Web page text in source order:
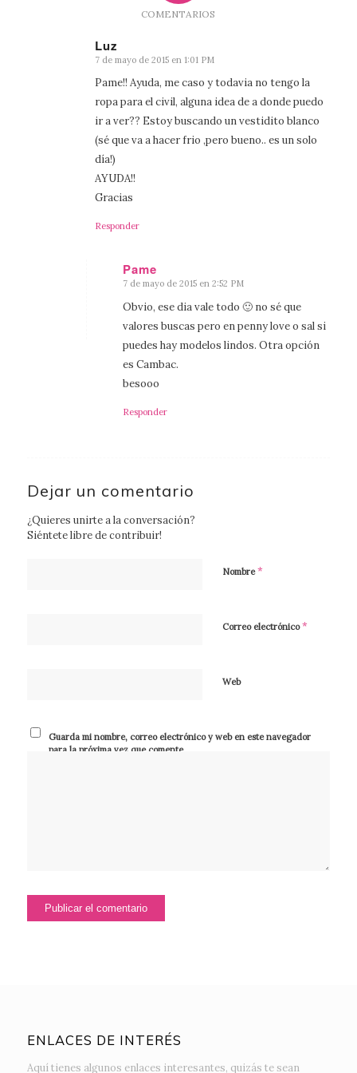
COMENTARIOS
Luz
Dice:
7 de mayo de 2015 en 1:01 PM
Pame!! Ayuda, me caso y todavia no tengo la
ropa para el civil, alguna idea de a donde puedo
ir a ver?? Estoy buscando un vestidito blanco
(sé que va a hacer frio ,pero bueno.. es un solo
día!)
AYUDA!!
Gracias
Responder
Pame
Dice:
7 de mayo de 2015 en 2:52 PM
Obvio, ese dia vale todo 🙂 no sé que
valores buscas pero en penny love o sal si
puedes hay modelos lindos. Otra opción
es Cambac.
besooo
Responder
Dejar un comentario
¿Quieres unirte a la conversación?
Siéntete libre de contribuir!
Nombre*
Correo electrónico*
Web
Guarda mi nombre, correo electrónico y web en este navegador
para la próxima vez que comente.
ENLACES DE INTERÉS
Aquí tienes algunos enlaces interesantes, quizás te sean